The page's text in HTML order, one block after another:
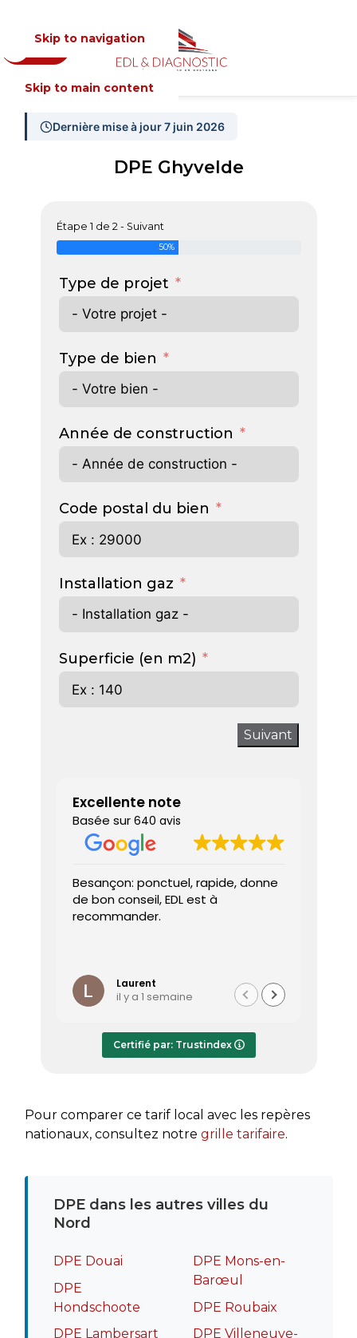
Skip to navigation
Skip to main content
MENU
Dernière mise à jour 7 juin 2026
DPE Ghyvelde
Étape 1 de 2 - Suivant
50%
Type de projet
Type de bien
Année de construction
Code postal du bien
Installation gaz
Superficie (en m2)
Suivant
Excellente note
Basée sur 640 avis
Besançon: ponctuel, rapide, donne
de bon conseil, EDL est à
recommander.
Laurent
il y a 1 semaine
Certifié par: Trustindex
Pour comparer ce tarif local avec les repères
nationaux, consultez notre grille tarifaire.
DPE dans les autres villes du
Nord
DPE Douai
DPE
Hondschoote
DPE Lambersart
DPE Mons-en-
Barœul
DPE Roubaix
DPE Villeneuve-